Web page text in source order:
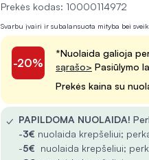
Prekės kodas: 10000114972
Svarbu įvairi ir subalansuota mityba bei
-20%
*Nuolaida galioja
sąrašo> Pasiūlymo
Prekės kaina su
✓ PAPILDOMA NUOLAIDA!
-3€ nuolaida krepšeliui;
-5€ nuolaida krepšeliui;